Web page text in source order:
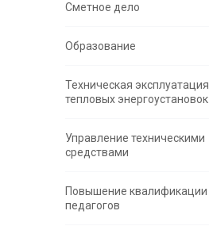
Сметное дело
Образование
Техническая эксплуатация
тепловых энергоустановок
Управление техническими
средствами
Повышение квалификации
педагогов